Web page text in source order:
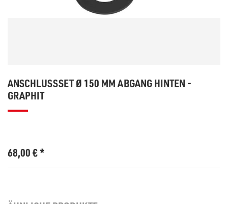
ANSCHLUSSSET Ø 150 MM ABGANG HINTEN -
GRAPHIT
68,00€*